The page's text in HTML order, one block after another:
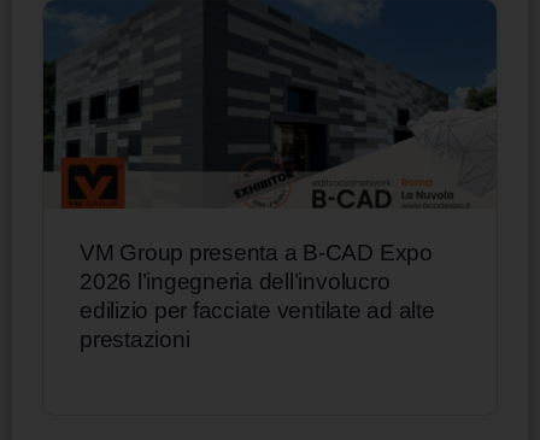
VM Group presenta a B-CAD Expo
2026 l’ingegneria dell’involucro
edilizio per facciate ventilate ad alte
prestazioni